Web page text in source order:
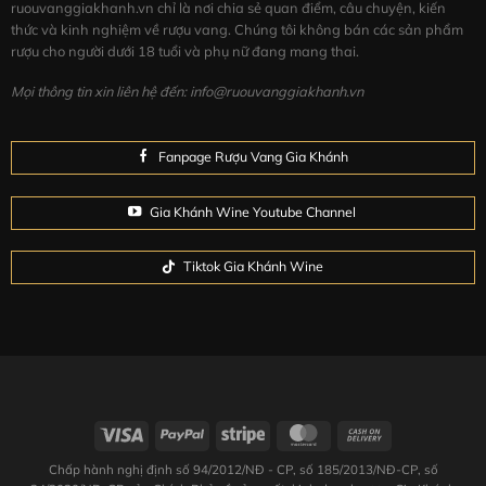
Một phần của loại rượu này được ủ trong barrique,
làm phong phú thêm rượu với hương vị thơm và
Grande Alberone Black Bio Organic
mọng đỏ kết hợp với gợi ý cay. Trên vòm miệng, nó được
phát triển tốt, có cấu trúc tốt, mượt mà và thanh lịch
trong hương trái cây với gợi ý ngọt ngào của ca cao.
ruouvanggiakhanh.vn chỉ là nơi chia sẻ quan điểm, câu chuyện, kiến
thức và kinh nghiệm về rượu vang. Chúng tôi không bán các sản phẩm
rượu cho người dưới 18 tuổi và phụ nữ đang mang thai.
Mọi thông tin xin liên hệ đến: info@ruouvanggiakhanh.vn
Fanpage Rượu Vang Gia Khánh
Gia Khánh Wine Youtube Channel
Tiktok Gia Khánh Wine
Chấp hành nghị định số 94/2012/NĐ - CP, số 185/2013/NĐ-CP, số